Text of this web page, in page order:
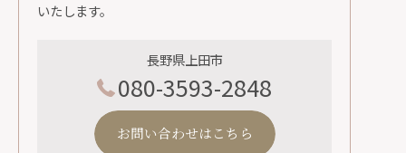
いたします。
長野県上田市
080-3593-2848
お問い合わせはこちら